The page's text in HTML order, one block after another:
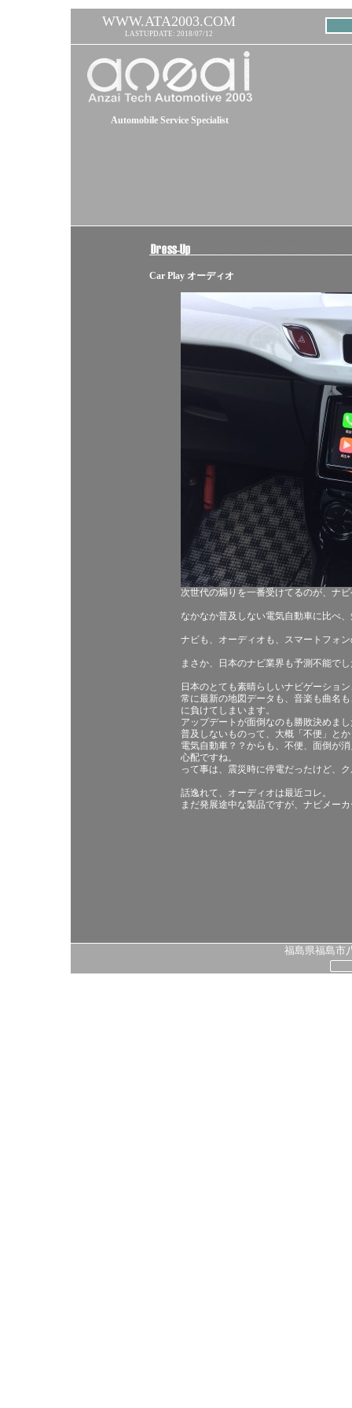
WWW.ATA2003.COM
LASTUPDATE: 2018/07/12
Automobile Service Specialist
Car Play オーディオ
次世代の煽りを一番受けてるのが、ナ
なかなか普及しない電気自動車に比べ
ナビも、オーディオも、スマートフォ
まさか、日本のナビ業界も予測不能で
日本のとても素晴らしいナビゲーショ
常に最新の地図データも、音楽も曲名
に負けてしまいます。
アップデートが面倒なのも勝敗決めま
普及しないものって、大概「不便」と
電気自動車？？からも、不便、面倒が
心配ですね。
って事は、震災時に停電だったけど、
話逸れて、オーディオは最近コレ。
まだ発展途中な製品ですが、ナビメー
福島県福島市